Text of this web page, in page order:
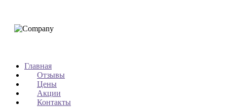
Главная
Отзывы
Цены
Акции
Контакты